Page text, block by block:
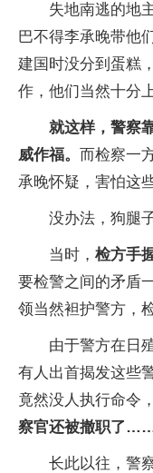
失地南逃的地
巴不得李承晚带他
建国时没分到蛋糕
作，他们当然十分
就这样，警察
威作福。 而检察一
承晚怀疑，害怕这
没办法，狗腿
当时， 检方手
要检警之间的矛盾
领当然袒护警方，
由于警方在日
有人出首揭发这些
竟然没人执行命令，
察官还被撤职了
长此以往，警